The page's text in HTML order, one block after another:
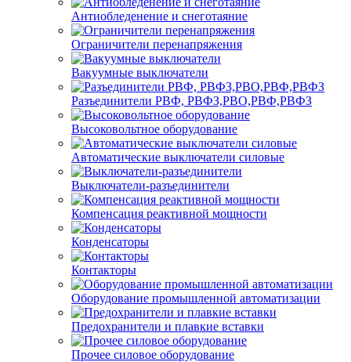
Антиобледенение и снеготаяние
Ограничители перенапряжения
Вакуумные выключатели
Разъединители РВФ, РВФЗ,РВО,РВФ,РВФЗ
Высоковольтное оборудование
Автоматические выключатели cиловые
Выключатели-разъединители
Компенсация реактивной мощности
Конденсаторы
Контакторы
Оборудование промышленной автоматизации
Предохранители и плавкие вставки
Прочее силовое оборудование